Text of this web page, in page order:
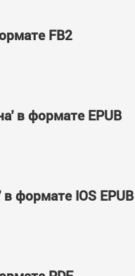
FB2
в формате EPUB
формате IOS EPUB